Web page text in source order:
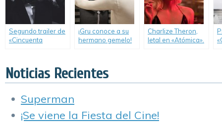
Segundo trailer de
«Cincuenta
¡Gru conoce a su
hermano gemelo!
Charlize Theron,
letal en «Atómica».
Noticias Recientes
Superman
¡Se viene la Fiesta del Cine!